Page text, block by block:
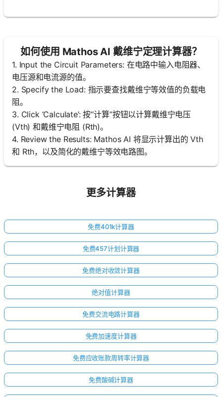
如何使用 Mathos AI 戴维宁定理计算器？
1. Input the Circuit Parameters: 在电路中输入电阻器、
电压源和电流源的值。
2. Specify the Load: 指示要查找戴维宁等效值的负载电
阻。
3. Click ‘Calculate’: 按“计算”按钮以计算戴维宁电压
(Vth) 和戴维宁电阻 (Rth)。
4. Review the Results: Mathos AI 将显示计算出的 Vth
和 Rth，以及简化的戴维宁等效电路图。
更多计算器
免费401k计算器
免费457计划计算器
免费绝对收敛计算器
绝对值计算器
免费交流电路计算器
免费加速度计算器
免费应收账款周转率计算器
免费酸碱计算器